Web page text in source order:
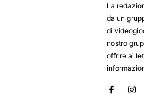
La
da un
di
nostro
offrire ai